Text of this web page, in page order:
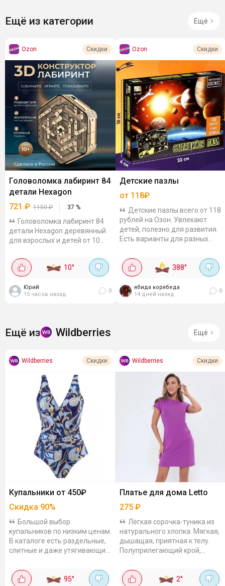
Ещё из категории Ещё
Ozon Скидки
Головоломка лабиринт 84
детали Hexagon
721 ₽ 1150₽ 37 %
Головоломка лабиринт 84
детали Hexagon деревянный
для взрослых и детей от 10
головоломок точно будет
интересно. Если верить озону
то в июле было в 2...
10°
Юрий
15 часов назад
0
Ozon Скидки
Детские пазлы
от 118₽
Детские пазлы всего от 118
рублей на Озон. Увлекают
детей, полезно для развития.
Есть варианты для разных
Светящийся, "Таинственный
космос"...
388°
ябида корябеда
14 дней назад
0
Ещё из Wildberries Ещё
Wildberries Скидки
Купальники от 450₽
Скидка 90%
Большой выбор
купальников по низким ценам.
В каталоге есть раздельные,
слитные и даже утягивающие.
«Дешевле» и выбирайте
95°
Wildberries Скидки
Платье для дома Letto
275 ₽
Лёгкая сорочка-туника из
натурального хлопка. Мягкая,
дышащая, приятная к телу.
Полуприлегающий крой,
карточке есть разные цвета,...
2°